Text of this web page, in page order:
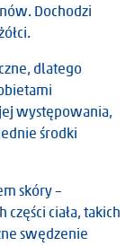
Dochodzi
dlatego
występowania,
środki
skóry –
części ciała, takich
swędzenie